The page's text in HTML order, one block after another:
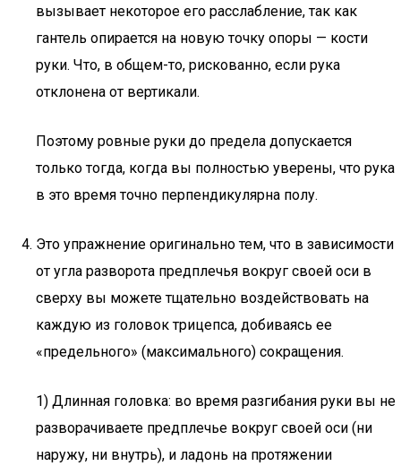
вызывает некоторое его расслабление, так как
гантель опирается на новую точку опоры — кости
руки. Что, в общем-то, рискованно, если рука
отклонена от вертикали.
Поэтому ровные руки до предела допускается
только тогда, когда вы полностью уверены, что рука
в это время точно перпендикулярна полу.
Это упражнение оригинально тем, что в зависимости
от угла разворота предплечья вокруг своей оси в
сверху вы можете тщательно воздействовать на
каждую из головок трицепса, добиваясь ее
«предельного» (максимального) сокращения.
1) Длинная головка: во время разгибания руки вы не
разворачиваете предплечье вокруг своей оси (ни
наружу, ни внутрь), и ладонь на протяжении